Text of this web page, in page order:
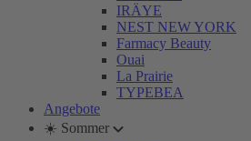
IRÄYE
NEST NEW YORK
Farmacy Beauty
Ouai
La Prairie
TYPEBEA
Angebote
☀️ Sommer